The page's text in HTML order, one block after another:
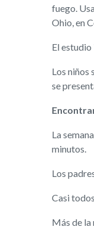
fuego.
Ohio, en
El estudio
Los niños
se
La
minutos.
Los
Casi
Más de la